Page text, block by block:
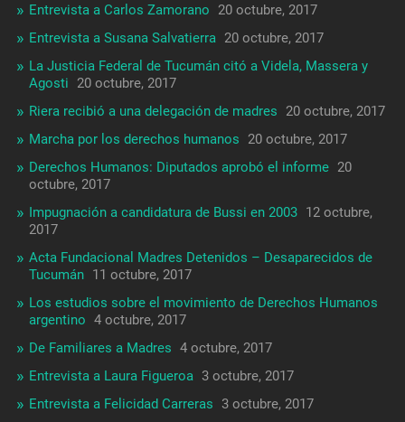
Entrevista a Carlos Zamorano
20 octubre, 2017
Entrevista a Susana Salvatierra 20 octubre, 2017
La Justicia Federal de Tucumán citó a Videla, Massera y
Agosti
20 octubre, 2017
Riera recibió a una delegación de madres
20 octubre, 2017
Marcha por los derechos humanos
20 octubre, 2017
Derechos Humanos: Diputados aprobó el informe 20
octubre, 2017
Impugnación a candidatura de Bussi en 2003 12 octubre,
2017
Acta Fundacional Madres Detenidos – Desaparecidos de
Tucumán 11 octubre, 2017
Los estudios sobre el movimiento de Derechos Humanos
argentino 4 octubre, 2017
De Familiares a Madres 4 octubre, 2017
Entrevista a Laura Figueroa 3 octubre, 2017
Entrevista a Felicidad Carreras 3 octubre, 2017